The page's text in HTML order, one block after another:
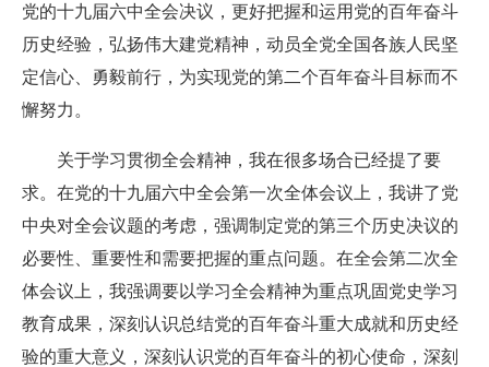
党的十九届六中全会决议，更好把握和运用党的百年奋斗
历史经验，弘扬伟大建党精神，动员全党全国各族人民坚
定信心、勇毅前行，为实现党的第二个百年奋斗目标而不
懈努力。
关于学习贯彻全会精神，我在很多场合已经提了要
求。在党的十九届六中全会第一次全体会议上，我讲了党
中央对全会议题的考虑，强调制定党的第三个历史决议的
必要性、重要性和需要把握的重点问题。在全会第二次全
体会议上，我强调要以学习全会精神为重点巩固党史学习
教育成果，深刻认识总结党的百年奋斗重大成就和历史经
验的重大意义，深刻认识党的百年奋斗的初心使命，深刻